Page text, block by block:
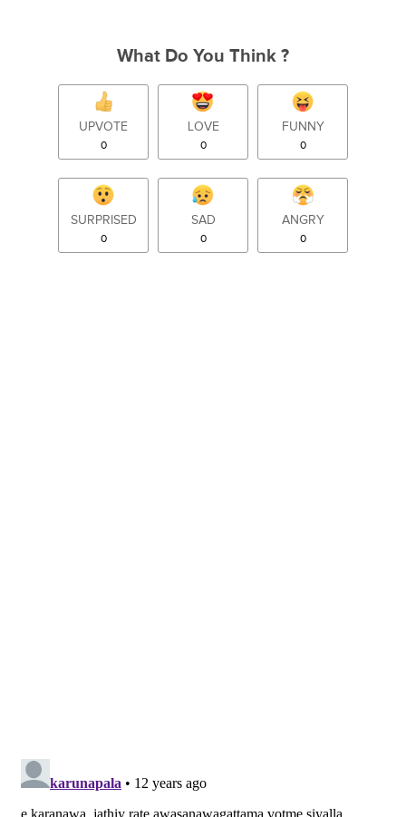
What Do You Think ?
UPVOTE
0
LOVE
0
FUNNY
0
SURPRISED
0
SAD
0
ANGRY
0